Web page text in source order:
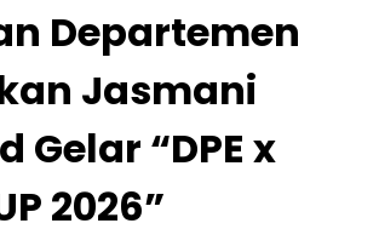
Departemen
Jasmani
Gelar “DPE x
2026”